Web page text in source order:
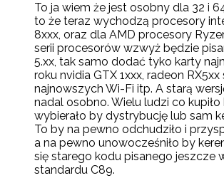
To ja wiem że jest osobny dla 32 i
to że teraz wychodzą procesory
8xxx, oraz dla AMD procesory
serii procesorów wzwyż będzie
5.xx, tak samo dodać tyko karty
roku nvidia GTX 1xxx, radeon
najnowszych Wi-Fi itp. A starą
nadal osobno. Wielu ludzi co
wybierało by dystrybucję lub sam
To by na pewno odchudziło i
a na pewno unowocześniło by
się starego kodu pisanego jeszcze
standardu C89.